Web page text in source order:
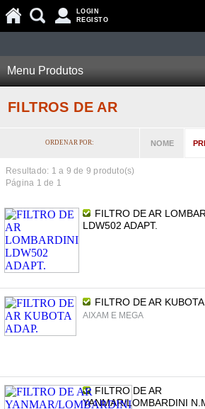
LOGIN
REGISTO
Menu Produtos
FILTROS DE AR
ORDENAR POR: NOME
Resultado: 1 a 9 de 9 produto(s)
Página 1 de 1
FILTRO DE AR
LDW502 ADAPT.
FILTRO DE AR KUBOTA
AIXAM E MEGA
FILTRO DE AR
YANMAR/LOMBARDINI